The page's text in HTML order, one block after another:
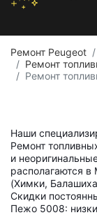
Ремонт Peugeot
Ремонт
Ремонт
Наши
Ремонт
и
располагаются
(Химки,
Скидки
Пежо 5008: